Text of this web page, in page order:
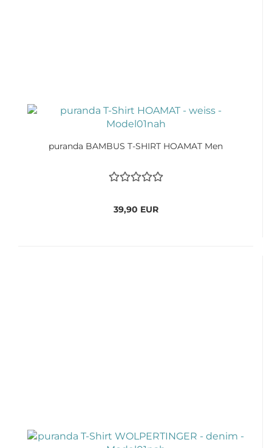
puranda BAMBUS T-SHIRT HOAMAT Men
39,90 EUR